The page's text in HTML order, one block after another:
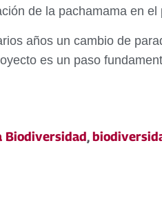
de la pachamama en el
años un cambio de
es un paso
Biodiversidad,